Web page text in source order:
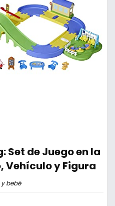
Set de Juego en la
Vehículo y Figura
bebé